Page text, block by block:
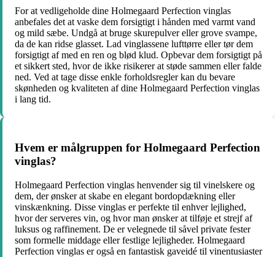
For at vedligeholde dine Holmegaard Perfection vinglas
anbefales det at vaske dem forsigtigt i hånden med varmt vand
og mild sæbe. Undgå at bruge skurepulver eller grove svampe,
da de kan ridse glasset. Lad vinglassene lufttørre eller tør dem
forsigtigt af med en ren og blød klud. Opbevar dem forsigtigt på
et sikkert sted, hvor de ikke risikerer at støde sammen eller falde
ned. Ved at tage disse enkle forholdsregler kan du bevare
skønheden og kvaliteten af dine Holmegaard Perfection vinglas
i lang tid.
Hvem er målgruppen for Holmegaard Perfection
vinglas?
Holmegaard Perfection vinglas henvender sig til vinelskere og
dem, der ønsker at skabe en elegant bordopdækning eller
vinskænkning. Disse vinglas er perfekte til enhver lejlighed,
hvor der serveres vin, og hvor man ønsker at tilføje et strejf af
luksus og raffinement. De er velegnede til såvel private fester
som formelle middage eller festlige lejligheder. Holmegaard
Perfection vinglas er også en fantastisk gaveidé til vinentusiaster